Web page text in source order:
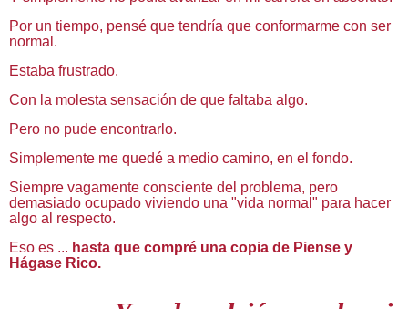
Por un tiempo, pensé que tendría que conformarme con ser
normal.
Estaba frustrado.
Con la molesta sensación de que faltaba algo.
Pero no pude encontrarlo.
Simplemente me quedé a medio camino, en el fondo.
Siempre vagamente consciente del problema, pero
demasiado ocupado viviendo una "vida normal" para hacer
algo al respecto.
Eso es ... hasta que compré una copia de Piense y
Hágase Rico.